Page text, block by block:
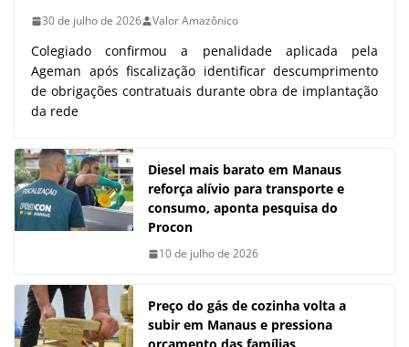
30 de julho de 2026 Valor Amazônico
Colegiado confirmou a penalidade aplicada pela
Ageman após fiscalização identificar descumprimento
de obrigações contratuais durante obra de implantação
da rede
Diesel mais barato em Manaus
reforça alívio para transporte e
consumo, aponta pesquisa do
Procon
10 de julho de 2026
Preço do gás de cozinha volta a
subir em Manaus e pressiona